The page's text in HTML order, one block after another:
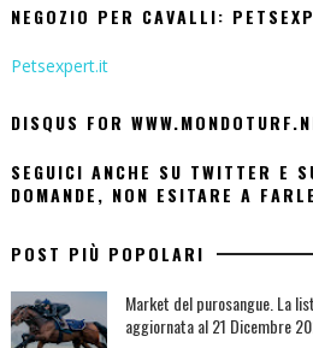
NEGOZIO PER CAVALLI:
Petsexpert.it
DISQUS FOR
SEGUICI ANCHE SU TWITTER E
DOMANDE, NON ESITARE A
POST PIÙ POPOLARI
Market del purosangue. La
aggiornata al 21 Dicembre